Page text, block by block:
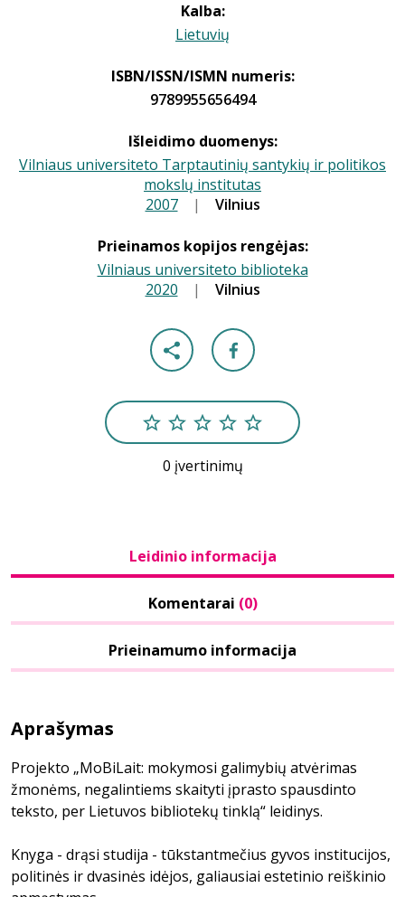
Kalba:
Lietuvių
ISBN/ISSN/ISMN numeris:
9789955656494
Išleidimo duomenys:
Vilniaus universiteto Tarptautinių santykių ir politikos
mokslų institutas
2007 | Vilnius
Prieinamos kopijos rengėjas:
Vilniaus universiteto biblioteka
2020 | Vilnius
0 įvertinimų
Leidinio informacija
Komentarai (0)
Prieinamumo informacija
Aprašymas
Projekto „MoBiLait: mokymosi galimybių atvėrimas
žmonėms, negalintiems skaityti įprasto spausdinto
teksto, per Lietuvos bibliotekų tinklą“ leidinys.
Knyga - drąsi studija - tūkstantmečius gyvos institucijos,
politinės ir dvasinės idėjos, galiausiai estetinio reiškinio